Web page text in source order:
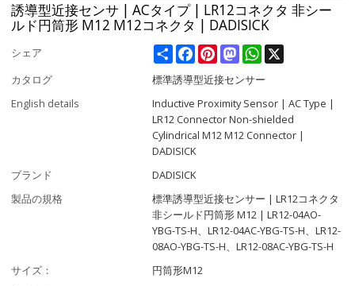
誘導型近接センサ | ACタイプ | LR12コネクタ 非シー
ルド円筒形 M12 M12コネクタ | DADISICK
シェア ShareFacebookPinterestMastodonWhatsApp
カタログ
標準誘導型近接センサー
English details
Inductive Proximity Sensor | AC Type |
LR12 Connector Non-shielded
Cylindrical M12 M12 Connector |
DADISICK
ブランド
DADISICK
製品の規格
標準誘導型近接センサー | LR12コネクタ
非シールド円筒形 M12 | LR12-04AO-
YBG-TS-H、LR12-04AC-YBG-TS-H、LR12-
08AO-YBG-TS-H、LR12-08AC-YBG-TS-H
サイズ：
円筒形M12